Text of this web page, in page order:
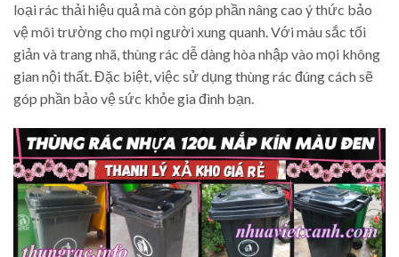
loại rác thải hiệu quả mà còn góp phần nâng cao ý thức bảo
vệ môi trường cho mọi người xung quanh. Với màu sắc tối
giản và trang nhã, thùng rác dễ dàng hòa nhập vào mọi không
gian nội thất. Đặc biệt, việc sử dụng thùng rác đúng cách sẽ
góp phần bảo vệ sức khỏe gia đình bạn.